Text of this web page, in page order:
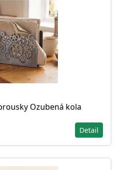
Ozubená kola
Detail